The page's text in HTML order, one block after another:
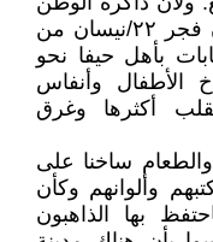
محشوة بالتواريخ الساقطة فقد كان فجر ٢٢/نيسان من
بأهل حيفا نحو
الأطفال وأنفاس
أكثرها وغرق
ساخنا على
وألوانهم وكأن
بها الذاهبون